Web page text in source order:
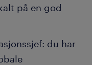
på en god
du har